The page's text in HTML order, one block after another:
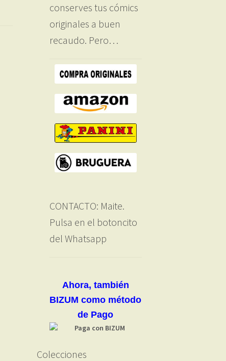
conserves tus cómics
originales a buen
recaudo. Pero…
CONTACTO: Maite.
Pulsa en el botoncito
del Whatsapp
Ahora, también
BIZUM como método
de Pago
Colecciones